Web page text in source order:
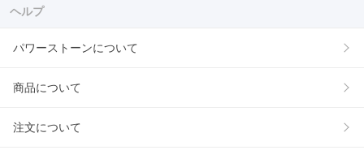
ヘルプ
パワーストーンについて
商品について
注文について